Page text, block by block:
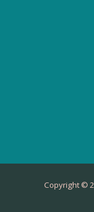
Copyright ©